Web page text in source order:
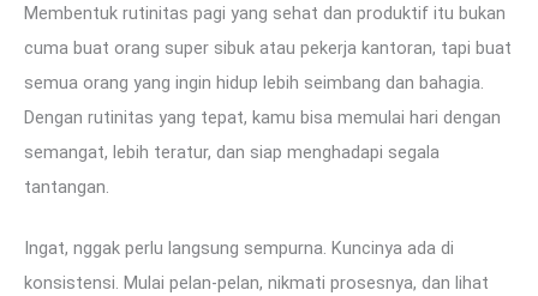
Membentuk rutinitas pagi yang sehat dan produktif itu bukan
cuma buat orang super sibuk atau pekerja kantoran, tapi buat
semua orang yang ingin hidup lebih seimbang dan bahagia.
Dengan rutinitas yang tepat, kamu bisa memulai hari dengan
semangat, lebih teratur, dan siap menghadapi segala
tantangan.
Ingat, nggak perlu langsung sempurna. Kuncinya ada di
konsistensi. Mulai pelan-pelan, nikmati prosesnya, dan lihat